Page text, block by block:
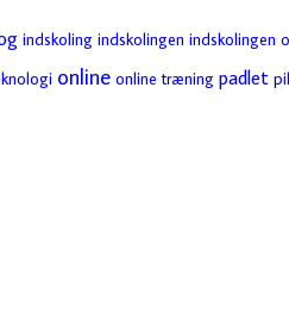
indskoling indskolingen indskolingen
online online træning padlet